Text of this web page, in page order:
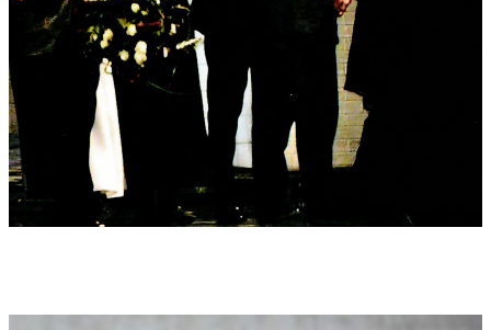
"Kann nicht anders. Handwerk muß sein: Die Enjott Schneider-
Oper "Bahnwärter Thiel" in Görlitz" (Junge Welt 3.3.2004):
"große Bilder, fürwahr" (Christian Schmidt)
Tonträger:
Tonträger Interpreten:
Eine Videodokumentation (Kurzfassung
und Langfassung) mit drei Kameras (Z-Art Filmproduktion
München) ist als privater Mitschnitt entstanden und kann beim
Autor zur Einsicht bestellt werden. Eine
Kurzfassung/Pressetrailer ist auch auf youtube zu finden.